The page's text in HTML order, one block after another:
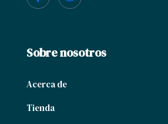
Sobre nosotros
Acerca de
Tienda